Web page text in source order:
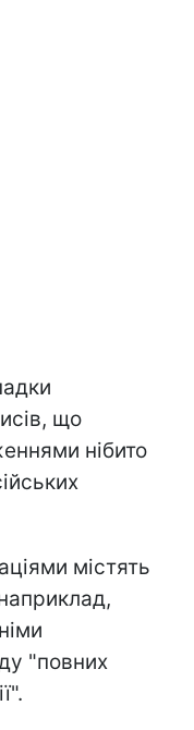
що
нібито
містять
"повних